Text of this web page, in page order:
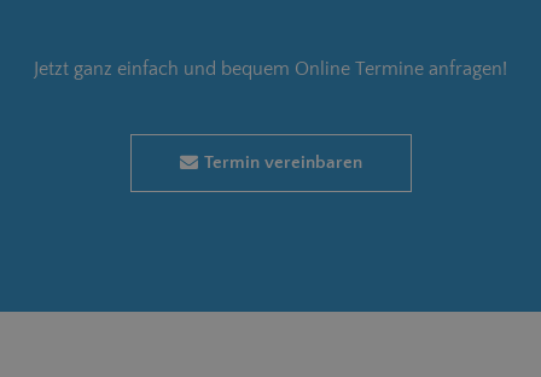
Jetzt ganz einfach und bequem Online Termine anfragen!
Termin vereinbaren